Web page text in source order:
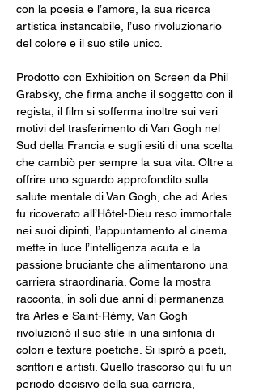
con la poesia e l’amore, la sua ricerca
artistica instancabile, l’uso rivoluzionario
del colore e il suo stile unico.
Prodotto con Exhibition on Screen da Phil
Grabsky, che firma anche il soggetto con il
regista, il film si sofferma inoltre sui veri
motivi del trasferimento di Van Gogh nel
Sud della Francia e sugli esiti di una scelta
che cambiò per sempre la sua vita. Oltre a
offrire uno sguardo approfondito sulla
salute mentale di Van Gogh, che ad Arles
fu ricoverato all’Hôtel-Dieu reso immortale
nei suoi dipinti, l’appuntamento al cinema
mette in luce l’intelligenza acuta e la
passione bruciante che alimentarono una
carriera straordinaria. Come la mostra
racconta, in soli due anni di permanenza
tra Arles e Saint-Rémy, Van Gogh
rivoluzionò il suo stile in una sinfonia di
colori e texture poetiche. Si ispirò a poeti,
scrittori e artisti. Quello trascorso qui fu un
periodo decisivo della sua carriera,